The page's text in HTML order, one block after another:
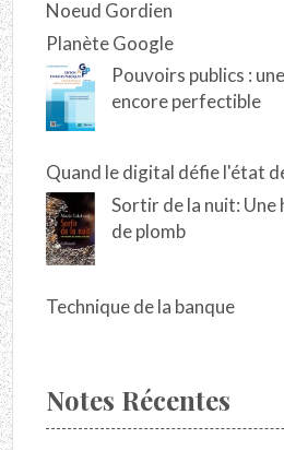
Noeud Gordien
Planète Google
Pouvoirs publics :
encore perfectible
Quand le digital défie l'état
Sortir de la nuit: Une
de plomb
Technique de la banque
Notes Récentes